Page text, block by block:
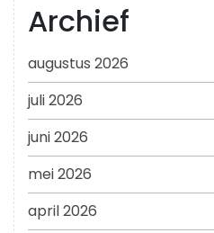
Archief
augustus 2026
juli 2026
juni 2026
mei 2026
april 2026